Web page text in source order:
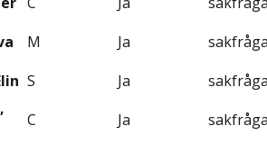
M Ja
S Ja
C Ja